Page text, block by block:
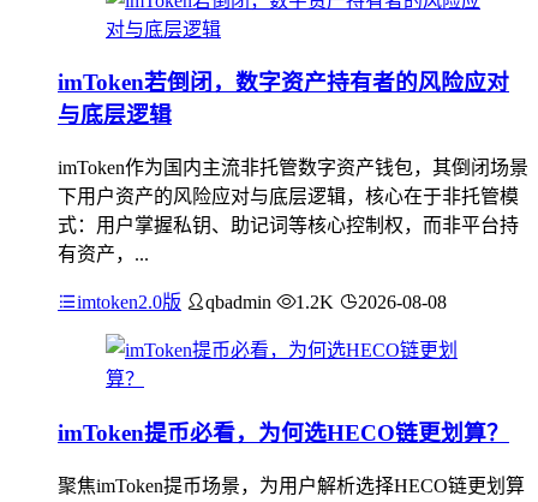
imToken若倒闭，数字资产持有者的风险应对
与底层逻辑
imToken作为国内主流非托管数字资产钱包，其倒闭场景
下用户资产的风险应对与底层逻辑，核心在于非托管模
式：用户掌握私钥、助记词等核心控制权，而非平台持
有资产，...
imtoken2.0版 qbadmin 1.2K 2026-08-08
imToken提币必看，为何选HECO链更划算？
聚焦imToken提币场景，为用户解析选择HECO链更划算